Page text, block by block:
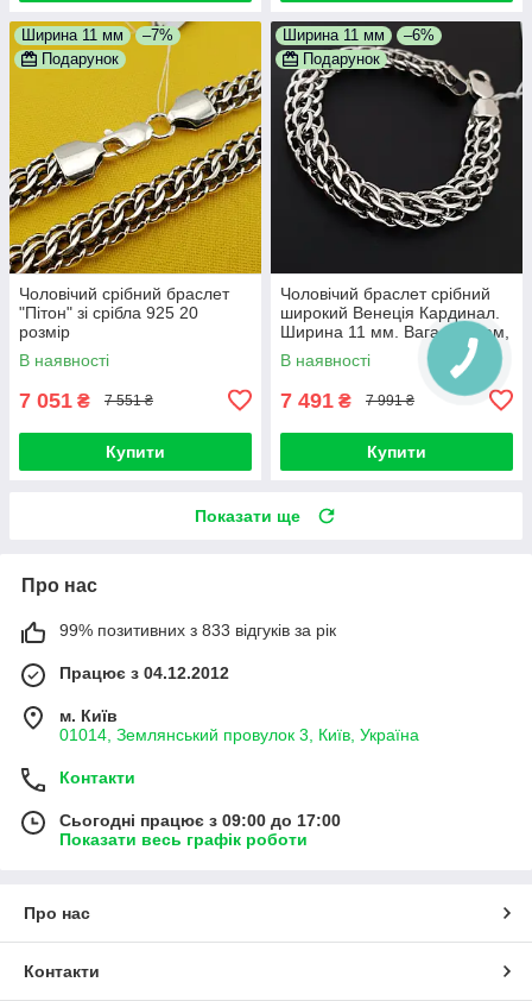
Ширина 11 мм
–7%
Подарунок
Чоловічий срібний браслет
"Пітон" зі срібла 925 20
розмір
В наявності
7 051 ₴ 7 551 ₴
Купити
Ширина 11 мм
–6%
Подарунок
Чоловічий браслет срібний
широкий Венеція Кардинал.
Ширина 11 мм. Вага 30 грам,
довжина 22 см
В наявності
7 491 ₴ 7 991 ₴
Купити
Показати ще
Про нас
99% позитивних з 833 відгуків за рік
Працює з 04.12.2012
м. Київ
01014, Землянський провулок 3, Київ, Україна
Контакти
Сьогодні працює з 09:00 до 17:00
Показати весь графік роботи
Про нас
Контакти